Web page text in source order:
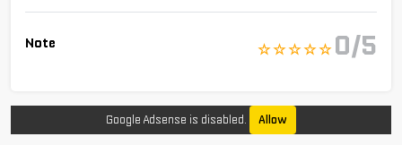
Note ☆ ☆ ☆ ☆ ☆ 0/5
Google Adsense is disabled. Allow